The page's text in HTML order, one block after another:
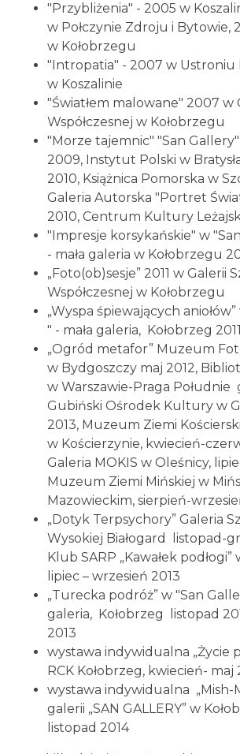
"Przybliżenia" - 2005 w
w Połczynie Zdroju i Bytowie,
w Kołobrzegu
"Intropatia" - 2007 w Ustroniu
w Koszalinie
"Światłem malowane" 2007 w
Współczesnej w Kołobrzegu
"Morze tajemnic" "San Gallery"
2009, Instytut Polski w
2010, Książnica Pomorska w
Galeria Autorska "Portret
2010, Centrum Kultury Leżajsk
"Impresje korsykańskie" w
- mała galeria w Kołobrzegu
„Foto(ob)sesje” 2011 w Galerii
Współczesnej w Kołobrzegu
„Wyspa śpiewających
" - mała galeria, Kołobrzeg 2011
„Ogród metafor” Muzeum
w Bydgoszczy maj 2012,
w Warszawie-Praga Południe
Gubiński Ośrodek Kultury w
2013, Muzeum Ziemi
w Kościerzynie, kwiecień-
Galeria MOKIS w Oleśnicy,
Muzeum Ziemi Mińskiej w
Mazowieckim, sierpień-
„Dotyk Terpsychory” Galeria
Wysokiej Białogard listopad-
Klub SARP „Kawałek podłogi”
lipiec – wrzesień 2013
„Turecka podróż” w "San
galeria, Kołobrzeg listopad
2013
wystawa indywidualna „Życie
RCK Kołobrzeg, kwiecień- maj
wystawa indywidualna „Mish-
galerii „SAN GALLERY” w
listopad 2014